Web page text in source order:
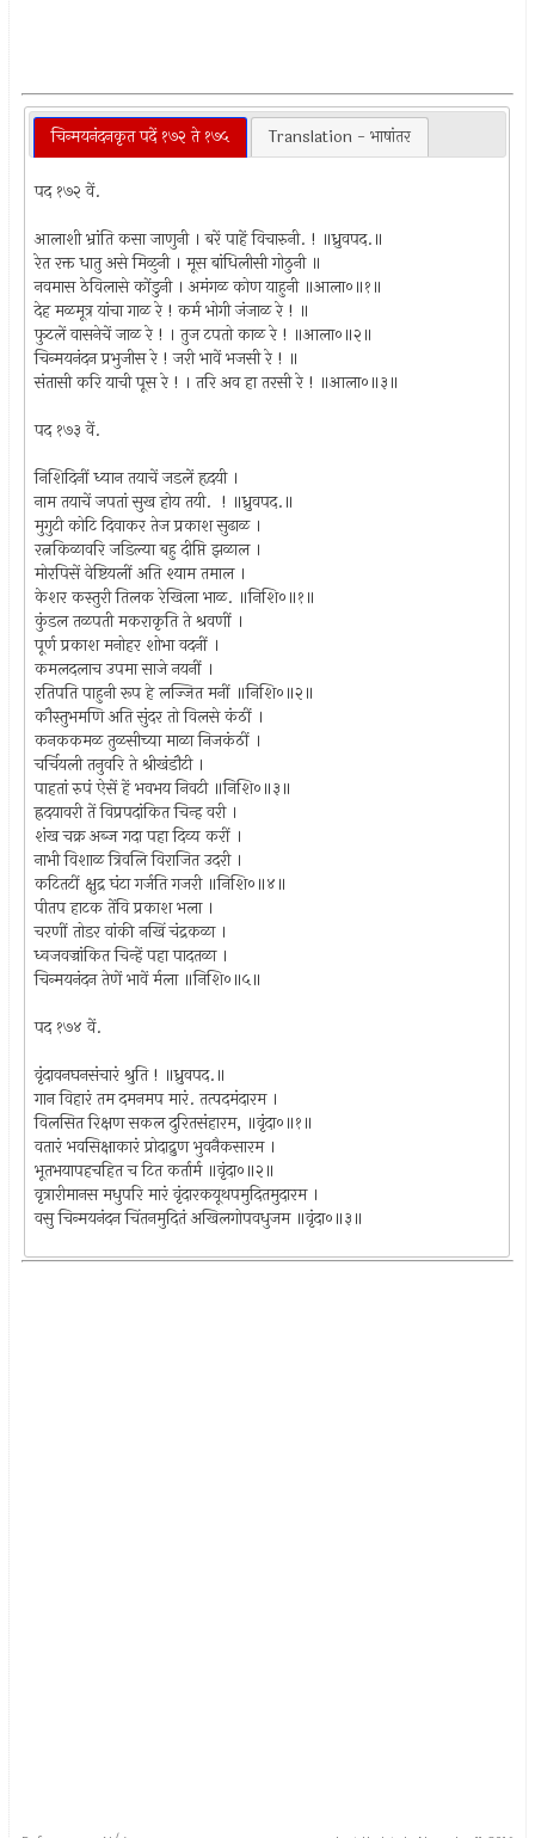
चिन्मयनंदनकृत पदें १७२ ते १७५ Translation - भाषांतर
पद १७२ वें.
आलाशी भ्रांति कसा जाणुनी । बरें पाहें विचारुनी. ! ॥ध्रुवपद.॥
रेत रक्त धातु असे मिळुनी । मूस बांधिलीसी गोठुनी ॥
नवमास ठेविलासे कोंडुनी । अमंगळ कोण याहुनी ॥आला०॥१॥
देह मळमूत्र यांचा गाळ रे ! कर्म भोगी जंजाळ रे ! ॥
फुटलें वासनेचें जाळ रे ! । तुज टपतो काळ रे ! ॥आला०॥२॥
चिन्मयनंदन प्रभुजीस रे ! जरी भावें भजसी रे ! ॥
संतासी करि याची पूस रे ! । तरि अव हा तरसी रे ! ॥आला०॥३॥
पद १७३ वें.
निशिदिनीं ध्यान तयाचें जडलें हृदयी ।
नाम तयाचें जपतां सुख होय तयी. ! ॥ध्रुवपद.॥
मुगुटी कोटि दिवाकर तेज प्रकाश सुढाळ ।
रत्नकिळावरि जडिल्या बहु दीप्ति झळाल ।
मोरपिसें वेष्टियलीं अति श्याम तमाल ।
केशर कस्तुरी तिलक रेखिला भाळ. ॥निशि०॥१॥
कुंडल तळपती मकराकृति ते श्रवणीं ।
पूर्ण प्रकाश मनोहर शोभा वदनीं ।
कमलदलाच उपमा साजे नयनीं ।
रतिपति पाहुनी रूप हे लज्जित मनीं ॥निशि०॥२॥
कौस्तुभमणि अति सुंदर तो विलसे कंठीं ।
कनककमळ तुळसीच्या माळा निजकंठीं ।
चर्चियली तनुवरि ते श्रीखंडौटी ।
पाहतां रुपं ऐसें हें भवभय निवटी ॥निशि०॥३॥
ह्रदयावरी तें विप्रपदांकित चिन्ह वरी ।
शंख चक्र अब्ज गदा पहा दिव्य करीं ।
नाभी विशाळ त्रिवलि विराजित उदरी ।
कटितटीं क्षुद्र घंटा गर्जति गजरी ॥निशि०॥४॥
पीतप हाटक तेंवि प्रकाश भला ।
चरणीं तोडर वांकी नखिं चंद्रकळा ।
ध्वजवज्रांकित चिन्हें पहा पादतळा ।
चिन्मयनंदन तेणें भावें र्मला ॥निशि०॥५॥
पद १७४ वें.
वृंदावनघनसंचारं श्रुति ! ॥ध्रुवपद.॥
गान विहारं तम दमनमप मारं. तत्पदमंदारम ।
विलसित रिक्षण सकल दुरितसंहारम, ॥वृंदा०॥१॥
वतारं भवसिक्षाकारं प्रोदाद्रुण भुवनैकसारम ।
भूतभयापहचहित च टित कर्तार्म ॥वृंदा०॥२॥
वृत्रारीमानस मधुपरि मारं वृंदारकयूथपमुदितमुदारम ।
वसु चिन्मयनंदन चिंतनमुदितं अखिलगोपवधुजम ॥वृंदा०॥३॥